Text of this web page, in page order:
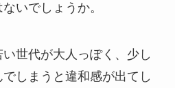
いでしょうか。
世代が大人っぽく、少し
しまうと違和感が出てし